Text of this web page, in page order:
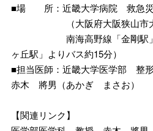
■場 所：近畿大学病院 救急
（大阪府大阪狭山市大野
南海高野線「金剛駅」ま
ヶ丘駅」よりバス約15分）
■担当医師：近畿大学医学部 整
赤木 將男（あかぎ まさお）
【関連リンク】